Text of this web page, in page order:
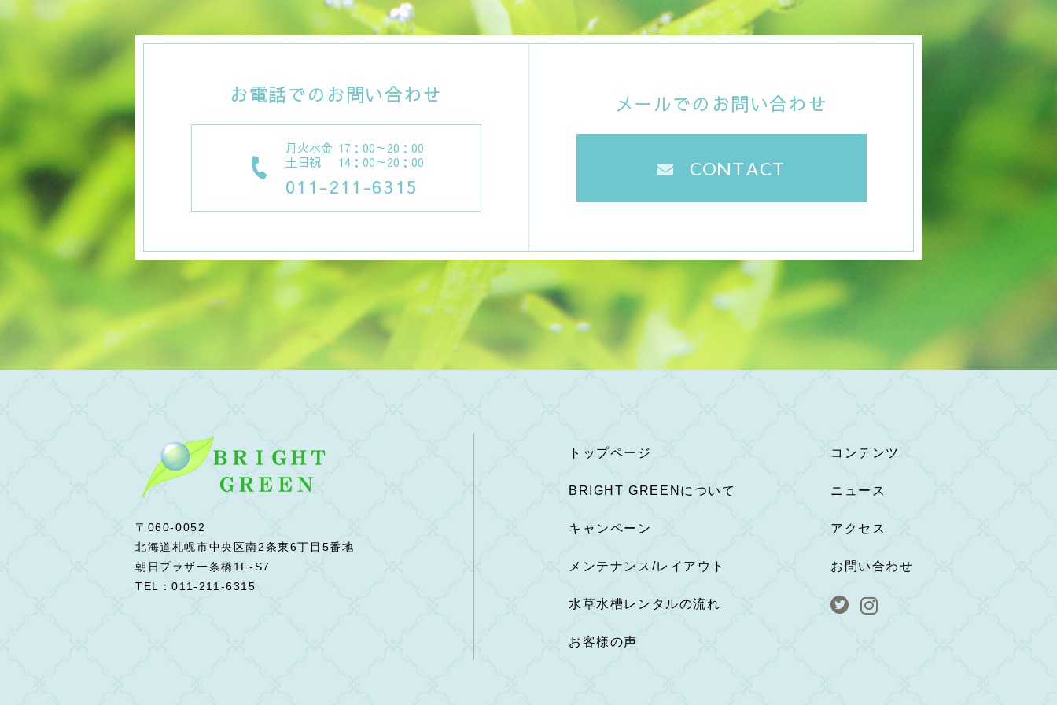
お電話でのお問い合わせ
月火水金 17：00～20：00
土日祝
14：00～20：00
011-211-6315
メールでのお問い合わせ
CONTACT
〒060-0052
北海道札幌市中央区南2条東6丁目5番地
朝日プラザ一条橋1F-S7
TEL：011-211-6315
トップページ
BRIGHT GREENについて
キャンペーン
メンテナンス/レイアウト
水草水槽レンタルの流れ
お客様の声
コンテンツ
ニュース
アクセス
お問い合わせ